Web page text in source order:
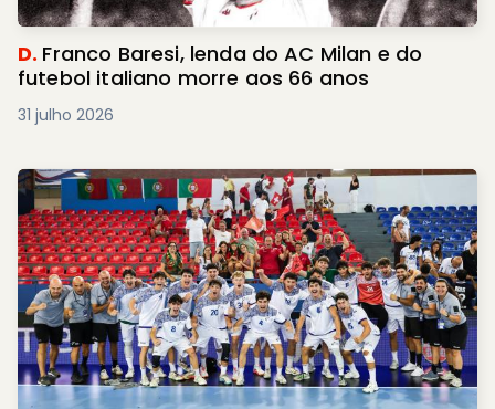
D. Franco Baresi, lenda do AC Milan e do
futebol italiano morre aos 66 anos
31 julho 2026